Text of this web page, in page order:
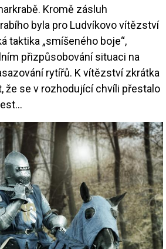
Kromě zásluh
byla pro Ludvíkovo vítězství
taktika „smíšeného boje“,
přizpůsobování situaci na
rytířů. K vítězství zkrátka
že se v rozhodující chvíli přestalo